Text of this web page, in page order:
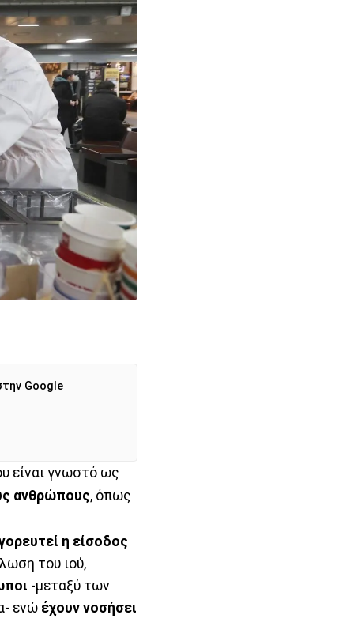
Google
είναι γνωστό ως
ανθρώπους, όπως
η είσοδος
του ιού,
-μεταξύ των
ενώ έχουν νοσήσει